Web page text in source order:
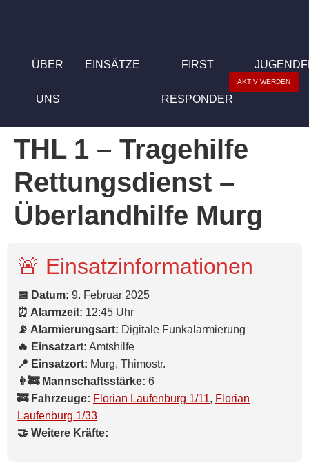
ÜBER
UNS
EINSÄTZE FIRST
RESPONDER
AKTIV WERDEN
THL 1 – Tragehilfe
Rettungsdienst –
Überlandhilfe Murg
🚨 Einsatzinformationen
📅 Datum: 9. Februar 2025
⏰ Alarmzeit: 12:45 Uhr
📡 Alarmierungsart: Digitale Funkalarmierung
🔥 Einsatzart: Amtshilfe
📍 Einsatzort: Murg, Thimostr.
👨‍🚒 Mannschaftsstärke: 6
🚒 Fahrzeuge: Florian Laufenburg 1/11, Florian
Laufenburg 1/33
🤝 Weitere Kräfte: